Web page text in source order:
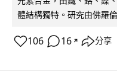
體結構獨特。研究由佛羅
106 16 ↗ 分享